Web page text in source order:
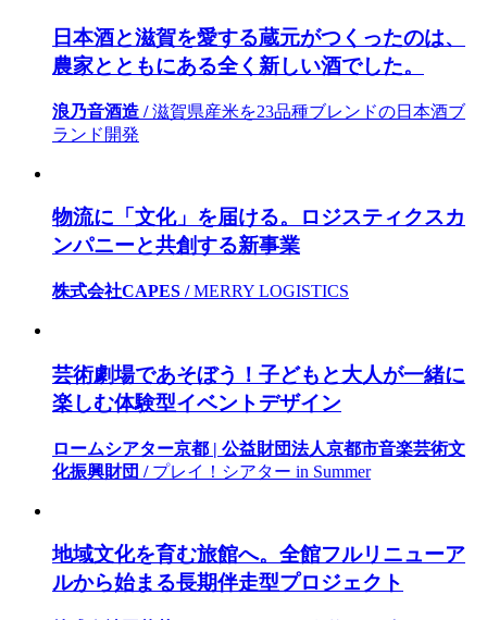
日本酒と滋賀を愛する蔵元がつくったのは、
農家とともにある全く新しい酒でした。
浪乃音酒造 /滋賀県産米を23品種ブレンドの日本酒ブ
ランド開発
物流に「文化」を届ける。ロジスティクスカ
ンパニーと共創する新事業
株式会社CAPES /MERRY LOGISTICS
芸術劇場であそぼう！子どもと大人が一緒に
楽しむ体験型イベントデザイン
ロームシアター京都 | 公益財団法人京都市音楽芸術文
化振興財団 / プレイ！シアター in Summer
地域文化を育む旅館へ。全館フルリニューア
ルから始まる長期伴走型プロジェクト